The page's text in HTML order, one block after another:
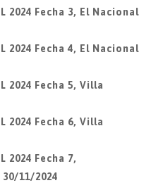
2024 Fecha 3, El Nacional
2024 Fecha 4, El Nacional
2024 Fecha 5, Villa
2024 Fecha 6, Villa
2024 Fecha 7,
11/2024